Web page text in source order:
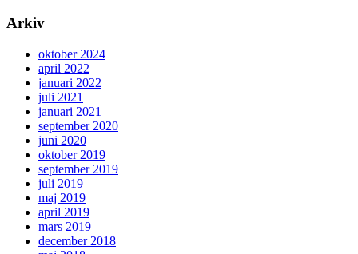
Arkiv
oktober 2024
april 2022
januari 2022
juli 2021
januari 2021
september 2020
juni 2020
oktober 2019
september 2019
juli 2019
maj 2019
april 2019
mars 2019
december 2018